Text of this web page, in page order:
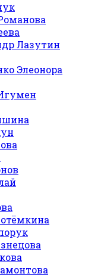
Лазутин
Элеонора